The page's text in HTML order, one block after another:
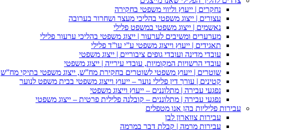
נחקרים | ייעוץ וליווי משפטי בחקירה
עצורים | ייצוג משפטי בהליכי מעצר ושחרור בערובה
נאשמים | ייצוג משפטי במשפט פלילי
מערערים ומשיבים לערעור | ייצוג משפטי בהליכי ערעור פלילי
תאגידים | ייעוץ וייצוג משפטי ע”י עו”ד פלילי
עובדי מדינה ועובדי גופים ציבוריים | ייצוג משפטי
עובדי הרשויות המקומיות, עובדי עירייה | ייצוג משפטי
שוטרים | ייעוץ משפטי לשוטרים בחקירת מח”ש, ייצוג משפטי בתיקי מח”ש
קטינים | עורך דין פלילי נוער – ייעוץ וייצוג משפטי בבית משפט לנוער
נפגעי עבירה | מתלוננים – ייעוץ וייצוג משפטי
נפגעי עבירה | מתלוננים – קובלנה פלילית פרטית – ייצוג משפטי
עבירות פליליות בהן אנו מטפלים
עבירות צווארון לבן
עבירות מרמה | קבלת דבר במרמה